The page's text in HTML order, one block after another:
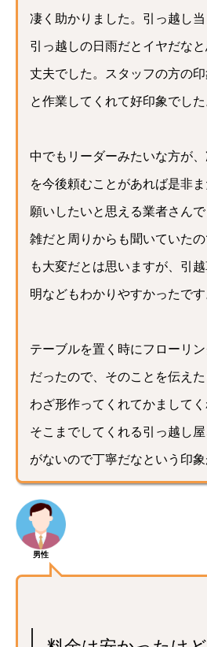
凄く助かりました。引っ越し
引っ越しの日雨だとイヤだな
丈夫でした。スタッフの方の
と作業してくれて好印象でした
中でもリーダーみたいな方が
を今後頼むことがあれば是非
願いしたいと思える業者さん
雑だと周りからも聞いていた
も大変だとは思いますが、引
明などもわかりやすかったです
テーブルを置く時にフローリ
だったので、そのことを伝え
わざ形作ってくれてかまして
そこまでしてくれる引っ越し
がないので丁寧だなという印象
男性